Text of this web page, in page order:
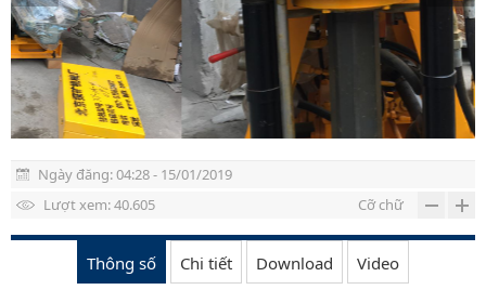
Vật tư máy khoan đập cáp
Vật tư khoan đập hơi
TIN TỨC
LIÊN HỆ
Ngày đăng: 04:28 - 15/01/2019
Lượt xem: 40.605
Cỡ chữ
Thông số Chi tiết Download Video